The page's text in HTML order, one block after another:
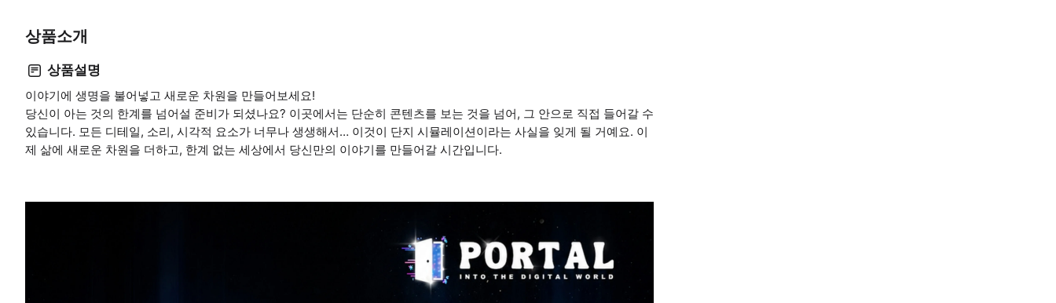
상품소개
상품설명
이야기에 생명을 불어넣고 새로운 차원을 만들어보세요!
당신이 아는 것의 한계를 넘어설 준비가 되셨나요? 이곳에서는 단순히 콘텐츠를 보는 것을 넘어, 그 안으로 직접 들어갈 수
있습니다. 모든 디테일, 소리, 시각적 요소가 너무나 생생해서… 이것이 단지 시뮬레이션이라는 사실을 잊게 될 거예요. 이
제 삶에 새로운 차원을 더하고, 한계 없는 세상에서 당신만의 이야기를 만들어갈 시간입니다.